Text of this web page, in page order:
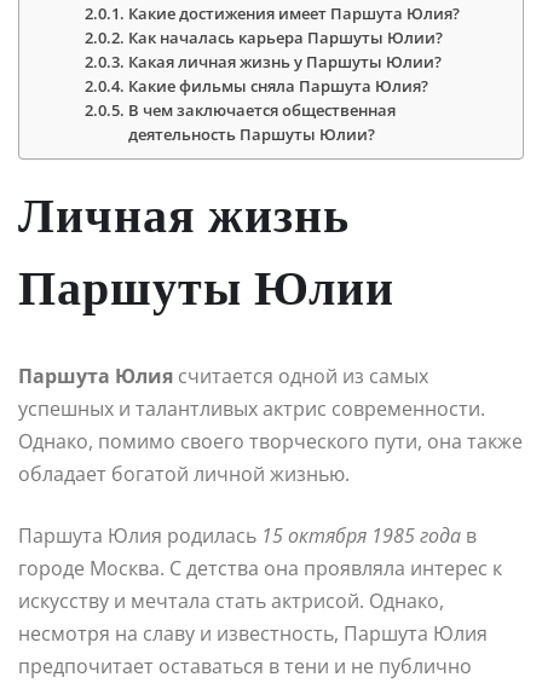
Какие достижения имеет Паршута Юлия?
Как началась карьера Паршуты Юлии?
Какая личная жизнь у Паршуты Юлии?
Какие фильмы сняла Паршута Юлия?
В чем заключается общественная
деятельность Паршуты Юлии?
Личная жизнь
Паршуты Юлии
Паршута Юлия считается одной из самых
успешных и талантливых актрис современности.
Однако, помимо своего творческого пути, она также
обладает богатой личной жизнью.
Паршута Юлия родилась 15 октября 1985 года в
городе Москва. С детства она проявляла интерес к
искусству и мечтала стать актрисой. Однако,
несмотря на славу и известность, Паршута Юлия
предпочитает оставаться в тени и не публично